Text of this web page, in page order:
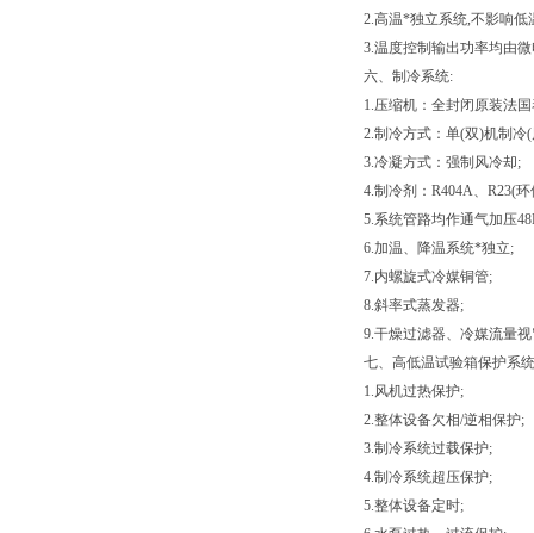
2.高温*独立系统,不影响低
3.温度控制输出功率均由
六、制冷系统:
1.压缩机：全封闭原装法
2.制冷方式：单(双)机制冷
3.冷凝方式：强制风冷却;
4.制冷剂：R404A、R23(
5.系统管路均作通气加压
6.加温、降温系统*独立;
7.内螺旋式冷媒铜管;
8.斜率式蒸发器;
9.干燥过滤器、冷媒流量
七、高低温试验箱保护系
1.风机过热保护;
2.整体设备欠相/逆相保护;
3.制冷系统过载保护;
4.制冷系统超压保护;
5.整体设备定时;